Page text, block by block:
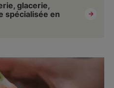
glacerie,
spécialisée en